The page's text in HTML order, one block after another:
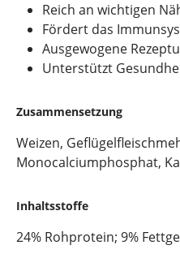
Reich an wichtigen
Fördert das
Ausgewogene
Unterstützt
Zusammensetzung
Weizen,
Monocalciumphosphat,
Inhaltsstoffe
24% Rohprotein; 9%